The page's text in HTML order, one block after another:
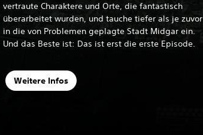
vertraute Charaktere und Orte, die fantastisch
überarbeitet wurden, und tauche tiefer als je zuvor
in die von Problemen geplagte Stadt Midgar ein.
Und das Beste ist: Das ist erst die erste Episode.
Weitere Infos